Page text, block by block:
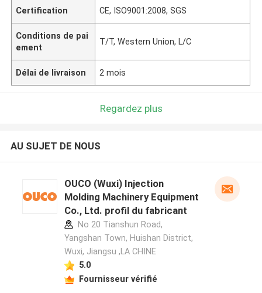
Certification CE, ISO9001:2008, SGS
Conditions de pai
ement
T/T, Western Union, L/C
Délai de livraison 2 mois
Regardez plus
AU SUJET DE NOUS
OUCO (Wuxi) Injection
Molding Machinery Equipment
Co., Ltd. profil du fabricant
No 20 Tianshun Road,
Yangshan Town, Huishan District,
Wuxi, Jiangsu ,LA CHINE
5.0
Fournisseur vérifié